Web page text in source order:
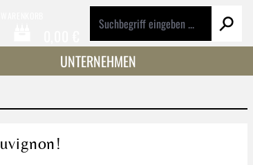
Warenkorb enthält 0 Positionen. Der Gesamtwert
UNTERNEHMEN